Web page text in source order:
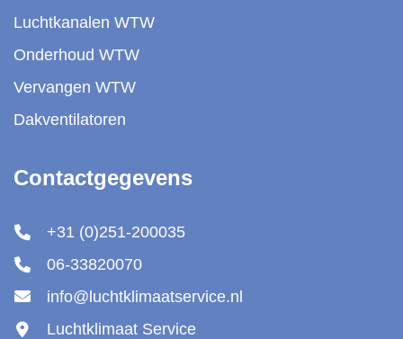
Luchtkanalen WTW
Onderhoud WTW
Vervangen WTW
Dakventilatoren
Contactgegevens
+31 (0)251-200035
06-33820070
info@luchtklimaatservice.nl
Luchtklimaat Service